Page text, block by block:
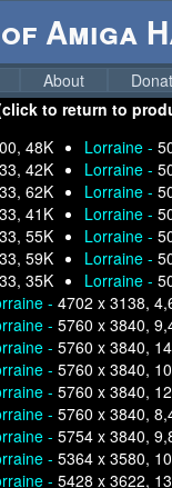
Amiga
About
to return to
48K Lorraine -
42K Lorraine -
62K Lorraine -
41K Lorraine -
55K Lorraine -
59K Lorraine -
35K Lorraine -
- 4702 x 3138,
- 5760 x 3840,
- 5760 x 3840,
- 5760 x 3840,
- 5760 x 3840,
- 5760 x 3840,
- 5754 x 3840,
- 5364 x 3580,
- 5428 x 3622,